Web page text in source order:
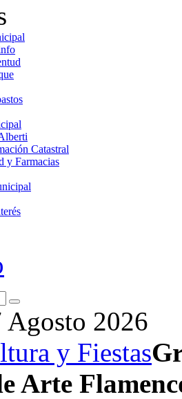
Catastral
y Farmacias
Agosto 2026
y Fiestas
Arte